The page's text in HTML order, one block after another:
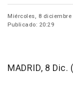
Miércoles, 8 diciembre
Publicado: 20:29
MADRID, 8 Dic.